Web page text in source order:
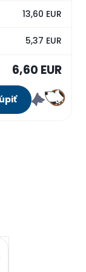
13,60 EUR
5,37 EUR
6,60 EUR